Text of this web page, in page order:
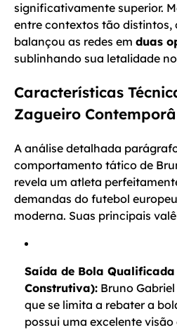
significativamente superior.
entre contextos tão distintos,
balançou as redes em duas
sublinhando sua letalidade
Características
Zagueiro
A análise detalhada
comportamento tático de
revela um atleta
demandas do futebol
moderna. Suas principais
Saída de Bola
Construtiva): Bruno
que se limita a rebater a
possui uma excelente